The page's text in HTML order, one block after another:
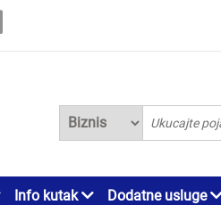
Info kutak Dodatne usluge